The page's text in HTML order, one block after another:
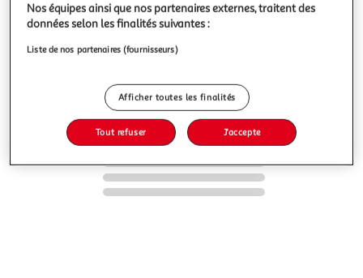
9,99€
9,99€ / pce
Nos équipes ainsi que nos partenaires externes, traitent des
données selon les finalités suivantes :
Liste de nos partenaires (fournisseurs)
Afficher toutes les finalités
Tout refuser J'accepte